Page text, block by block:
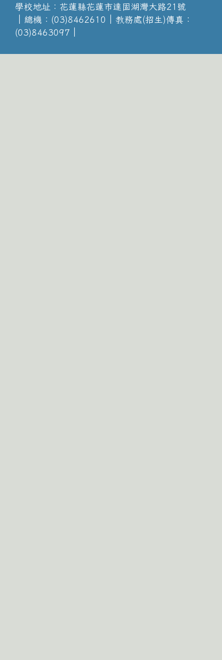
學校地址：花蓮縣花蓮市達固湖灣大路21號
│總機：(03)8462610│教務處(招生)傳真：
(03)8463097│